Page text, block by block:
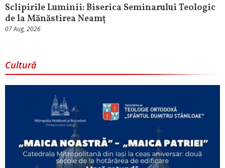
Sclipirile Luminii: Biserica Seminarului Teologic
de la Mănăstirea Neamț
07 Aug, 2026
Cultură